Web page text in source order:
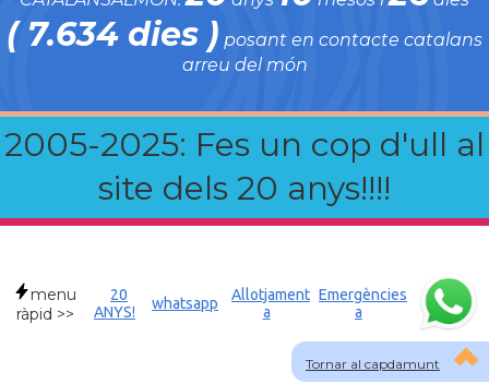
( 7.634 dies ) posant en contacte catalans
arreu del món
2005-2025: Fes un cop d'ull al
site dels 20 anys!!!!
Tornar al capdamunt
menu
ràpid >>
20
ANYS!
whatsapp
Allotjament
a
Emergències
a